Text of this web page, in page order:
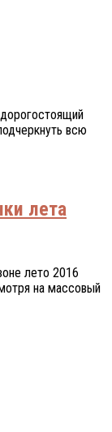
всю
лета
лето 2016
на массовый